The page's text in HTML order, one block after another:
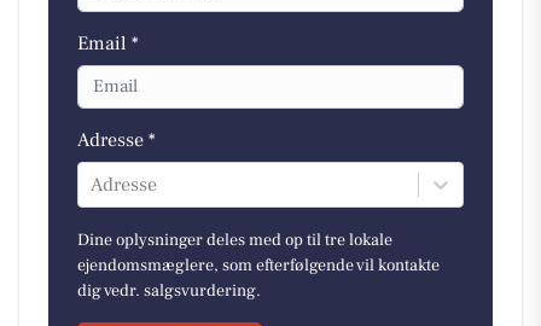
Email *
Adresse *
Adresse
Dine oplysninger deles med op til tre lokale
ejendomsmæglere, som efterfølgende vil kontakte
dig vedr. salgsvurdering.